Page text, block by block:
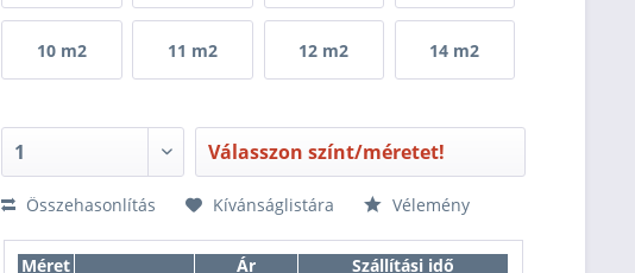
10 m2 11 m2 12 m2 14 m2
Válasszon színt/méretet!
Összehasonlítás Kívánságlistára Vélemény
Méret Ár
Szállítási idő